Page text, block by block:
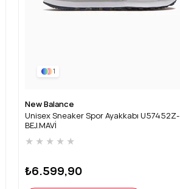
1
New Balance
Unisex Sneaker Spor Ayakkabı U57452Z-
BEJ.MAVİ
★ ★ ★ ★ ★
₺6.599,90